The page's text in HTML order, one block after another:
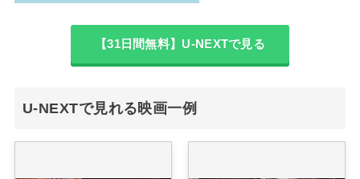
【31日間無料】U-NEXTで見る
U-NEXTで見れる映画一例